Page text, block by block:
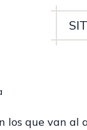
los que van al